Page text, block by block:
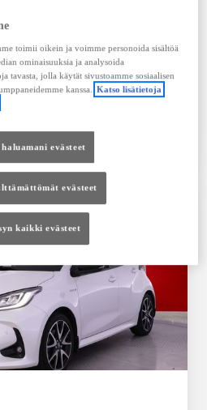
lisää
toimii oikein ja voimme personoida sisältöä
ominaisuuksia ja analysoida
tavasta, jolla käytät sivustoamme sosiaalisen
kanssa. Katso lisätietoja
evästeet
evästeet
kaikki evästeet